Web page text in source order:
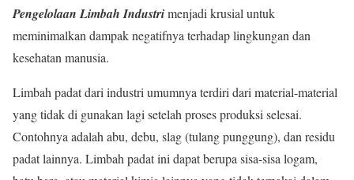
Pengelolaan Limbah Industrimenjadi krusial untuk
meminimalkan dampak negatifnya terhadap lingkungan dan
kesehatan manusia.
Limbah padat dari industri umumnya terdiri dari material-material
yang tidak di gunakan lagi setelah proses produksi selesai.
Contohnya adalah abu, debu, slag (tulang punggung), dan residu
padat lainnya. Limbah padat ini dapat berupa sisa-sisa logam,